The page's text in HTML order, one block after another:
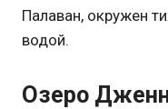
Палаван, окружен
водой.
Озеро